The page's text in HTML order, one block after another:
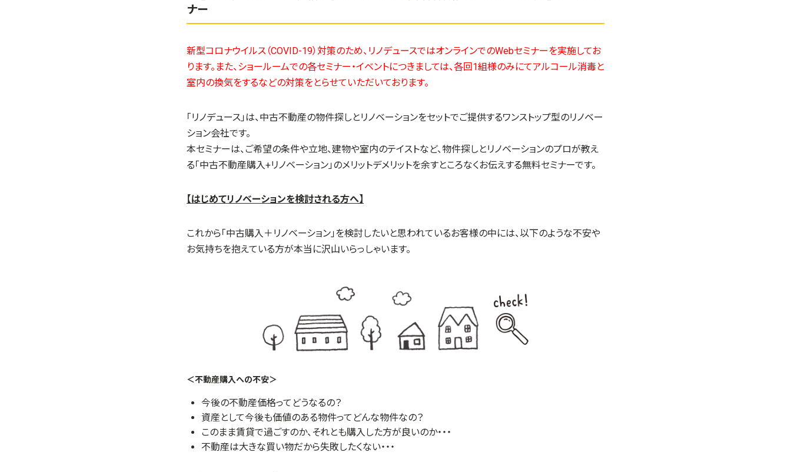
ナー
新型コロナウイルス（COVID-19）対策のため、リノデュースではオンラインでのWebセミナーを実施してお
ります。また、ショールームでの各セミナー・イベントにつきましては、各回1組様のみにてアルコール消毒と
室内の換気をするなどの対策をとらせていただいております。
「リノデュース」は、中古不動産の物件探しとリノベーションをセットでご提供するワンストップ型のリノベー
ション会社です。
本セミナーは、ご希望の条件や立地、建物や室内のテイストなど、物件探しとリノベーションのプロが教え
る「中古不動産購入+リノベーション」のメリットデメリットを余すところなくお伝えする無料セミナーです。
【はじめてリノベーションを検討される方へ】
これから「中古購入＋リノベーション」を検討したいと思われているお客様の中には、以下のような不安や
お気持ちを抱えている方が本当に沢山いらっしゃいます。
＜不動産購入への不安＞
今後の不動産価格ってどうなるの？
資産として今後も価値のある物件ってどんな物件なの？
このまま賃貸で過ごすのか、それとも購入した方が良いのか・・・
不動産は大きな買い物だから失敗したくない・・・